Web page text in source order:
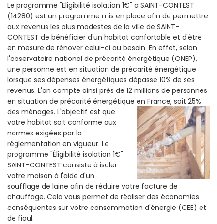
Le programme "Eligibilité isolation 1€" a SAINT-CONTEST
(14280) est un programme mis en place afin de permettre
aux revenus les plus modestes de la ville de SAINT-
CONTEST de bénéficier d'un habitat confortable et d'être
en mesure de rénover celui-ci au besoin. En effet, selon
l'observatoire national de précarité énergétique (ONEP),
une personne est en situation de précarité énergétique
lorsque ses dépenses énergétiques dépasse 10% de ses
revenus. L'on compte ainsi près de 12 millions de personnes
en situation de précarité énergétique en France, soit 25%
des ménages. L'objectif est que
votre habitat soit conforme aux
normes exigées par la
réglementation en vigueur. Le
programme "Éligibilité isolation 1€"
SAINT-CONTEST consiste à isoler
votre maison à l'aide d'un
soufflage de laine afin de réduire votre facture de
chauffage. Cela vous permet de réaliser des économies
conséquentes sur votre consommation d'énergie (CEE) et
de fioul.